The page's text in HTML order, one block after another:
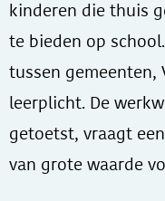
kinderen die thuis
te bieden op
tussen gemeenten,
leerplicht. De
getoetst, vraagt
van grote waarde